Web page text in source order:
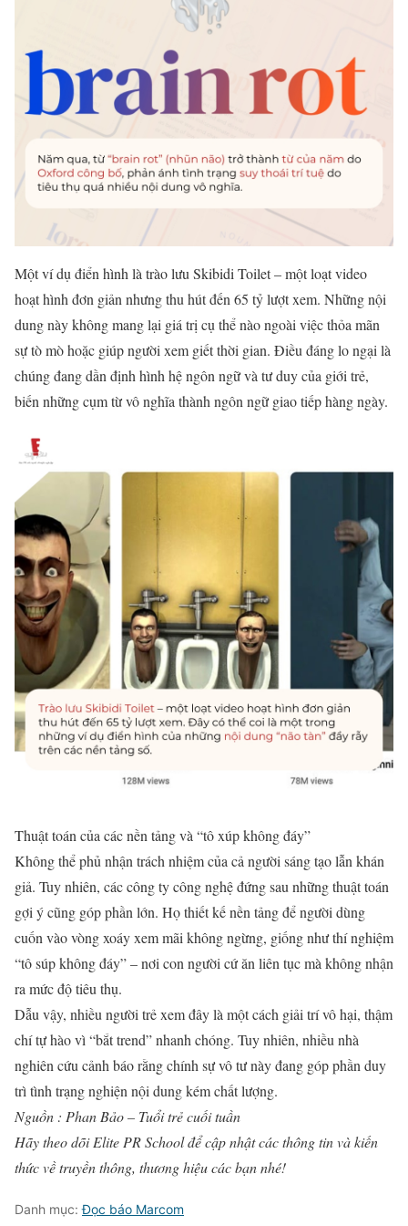
Một ví dụ điển hình là trào lưu Skibidi Toilet – một loạt video
hoạt hình đơn giản nhưng thu hút đến 65 tỷ lượt xem. Những nội
dung này không mang lại giá trị cụ thể nào ngoài việc thỏa mãn
sự tò mò hoặc giúp người xem giết thời gian. Điều đáng lo ngại là
chúng đang dần định hình hệ ngôn ngữ và tư duy của giới trẻ,
biến những cụm từ vô nghĩa thành ngôn ngữ giao tiếp hàng ngày.
Thuật toán của các nền tảng và “tô xúp không đáy”
Không thể phủ nhận trách nhiệm của cả người sáng tạo lẫn khán
giả. Tuy nhiên, các công ty công nghệ đứng sau những thuật toán
gợi ý cũng góp phần lớn. Họ thiết kế nền tảng để người dùng
cuốn vào vòng xoáy xem mãi không ngừng, giống như thí nghiệm
“tô súp không đáy” – nơi con người cứ ăn liên tục mà không nhận
ra mức độ tiêu thụ.
Dẫu vậy, nhiều người trẻ xem đây là một cách giải trí vô hại, thậm
chí tự hào vì “bắt trend” nhanh chóng. Tuy nhiên, nhiều nhà
nghiên cứu cảnh báo rằng chính sự vô tư này đang góp phần duy
trì tình trạng nghiện nội dung kém chất lượng.
Nguồn : Phan Bảo – Tuổi trẻ cuối tuần
Hãy theo dõi Elite PR School để cập nhật các thông tin và kiến
thức về truyền thông, thương hiệu các bạn nhé!
Danh mục:Đọc báo Marcom